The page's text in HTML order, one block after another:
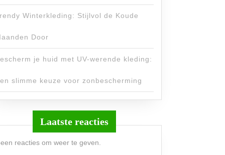
Winterkleding: Stijlvol de Koude
Door
je huid met UV-werende kleding:
slimme keuze voor zonbescherming
Laatste reacties
reacties om weer te geven.